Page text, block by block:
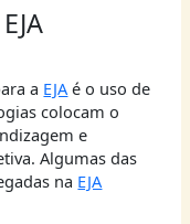
a EJA é o uso de
colocam o
e
Algumas das
na EJA